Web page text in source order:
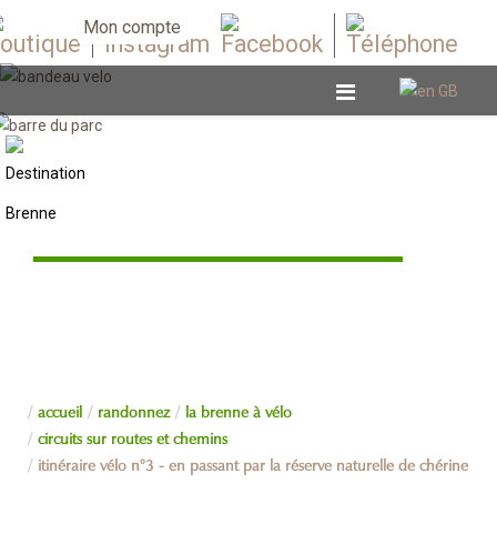
Mon compte
accueil randonnez la brenne à vélo
circuits sur routes et chemins
itinéraire vélo n°3 - en passant par la réserve naturelle de chérine